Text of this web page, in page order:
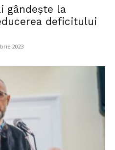
gândește la
deficitului
2023